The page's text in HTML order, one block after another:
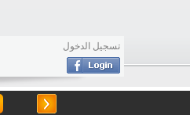
تسجيل الدخول